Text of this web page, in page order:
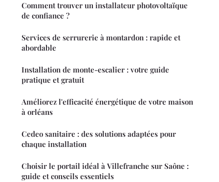
Comment trouver un installateur photovoltaïque
de confiance ?
Services de serrurerie à montardon : rapide et
abordable
Installation de monte-escalier : votre guide
pratique et gratuit
Améliorez l'efficacité énergétique de votre maison
à orléans
Cedeo sanitaire : des solutions adaptées pour
chaque installation
Choisir le portail idéal à Villefranche sur Saône :
guide et conseils essentiels